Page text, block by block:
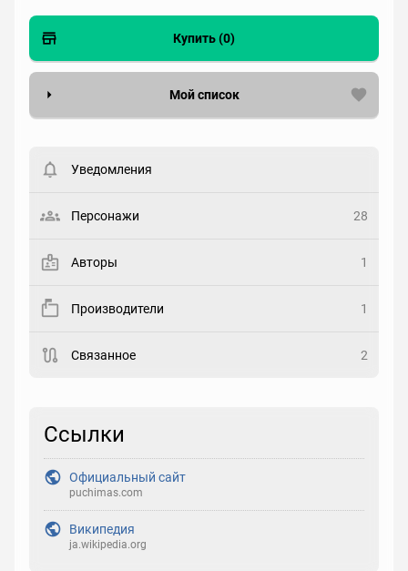
Купить (0)
Мой список
Статус
Рейтинг
Реакция
Уведомления
Персонажи 28
Авторы 1
Производители 1
Связанное 2
Ссылки
Официальный сайт
puchimas.com
Википедия
ja.wikipedia.org